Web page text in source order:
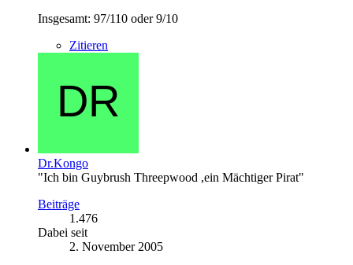
Insgesamt: 97/110 oder 9/10
Zitieren
Dr.Kongo
"Ich bin Guybrush Threepwood ,ein Mächtiger Pirat"
Beiträge
1.476
Dabei seit
2. November 2005